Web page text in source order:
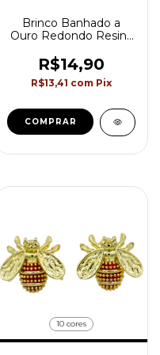
Brinco Banhado a
Ouro Redondo Resina
BC2825
R$14,90
R$13,41 com Pix
COMPRAR
10 cores